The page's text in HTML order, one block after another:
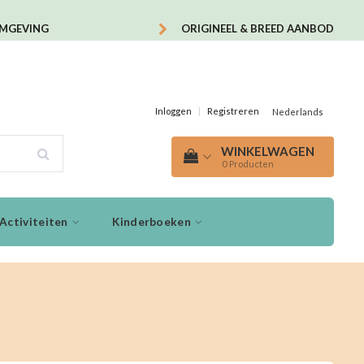
ORIGINEEL & BREED AANBOD
Inloggen | Registreren Nederlands
WINKELWAGEN
0 Producten
Activiteiten Kinderboeken